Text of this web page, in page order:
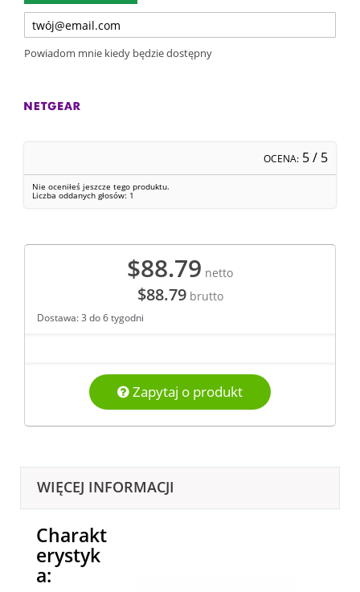
Powiadom mnie kiedy będzie dostępny
OCENA: 5/ 5
Nie oceniłeś jeszcze tego produktu.
Liczba oddanych głosów: 1
$88.79 netto
$88.79brutto
Dostawa: 3 do 6 tygodni
Zapytaj o produkt
WIĘCEJ INFORMACJI
Charakt
erystyk
a: